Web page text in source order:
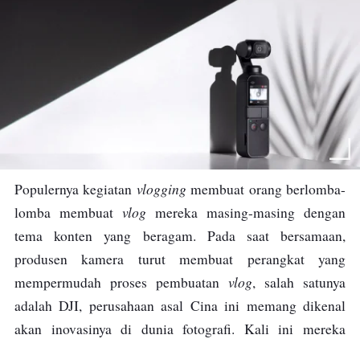
Populernya kegiatan vloggingmembuat orang berlomba-
lomba membuat vlog mereka masing-masing dengan
tema konten yang beragam. Pada saat bersamaan,
produsen kamera turut membuat perangkat yang
mempermudah proses pembuatan vlog, salah satunya
adalah DJI, perusahaan asal Cina ini memang dikenal
akan inovasinya di dunia fotografi. Kali ini mereka